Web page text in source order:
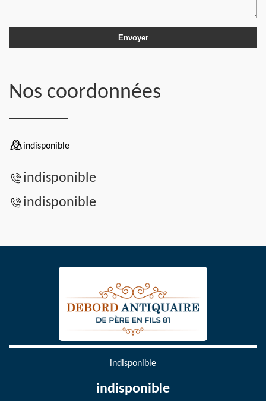
Nos coordonnées
indisponible
indisponible
indisponible
indisponible
indisponible